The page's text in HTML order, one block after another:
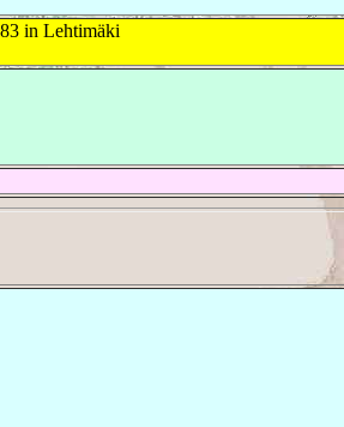
in Lehtimäki